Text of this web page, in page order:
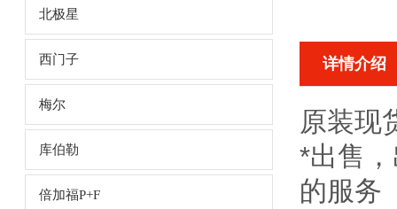
北极星
西门子
梅尔
库伯勒
倍加福P+F
详情介绍
原装现
*出售
的服务